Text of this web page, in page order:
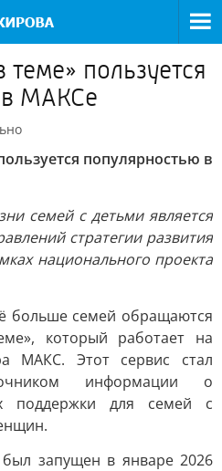
пользуется
в МАКСе
популярностью в
семей с детьми является
стратегии развития
национального проекта
больше семей обращаются
который работает на
МАКС. Этот сервис стал
информации о
поддержки для семей с
запущен в январе 2026